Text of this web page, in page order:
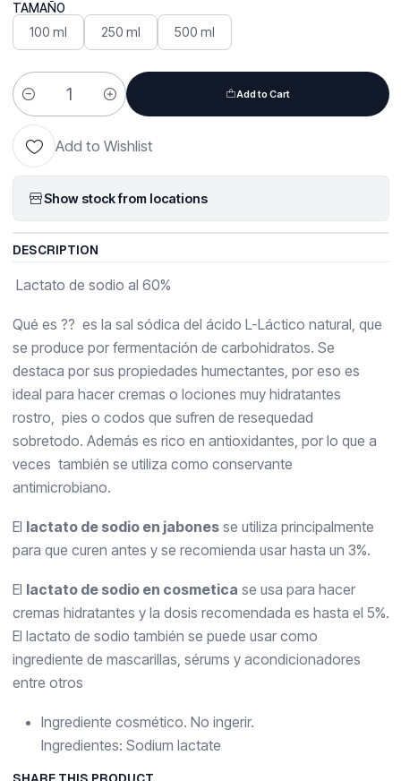
TAMAÑO
100 ml 250 ml 500 ml
Quantity
Add to Cart
Add to Wishlist
Show stock from locations
DESCRIPTION
Lactato de sodio al 60%
Qué es ?? es la sal sódica del ácido L-Láctico natural, que
se produce por fermentación de carbohidratos. Se
destaca por sus propiedades humectantes, por eso es
ideal para hacer cremas o lociones muy hidratantes
rostro, pies o codos que sufren de resequedad
sobretodo. Además es rico en antioxidantes, por lo que a
veces también se utiliza como conservante
antimicrobiano.
El lactato de sodio en jabonesse utiliza principalmente
para que curen antes y se recomienda usar hasta un 3%.
El lactato de sodio en cosmetica se usa para hacer
cremas hidratantes y la dosis recomendada es hasta el 5%.
El lactato de sodio también se puede usar como
ingrediente de mascarillas, sérums y acondicionadores
entre otros
Ingrediente cosmético. No ingerir.
Ingredientes: Sodium lactate